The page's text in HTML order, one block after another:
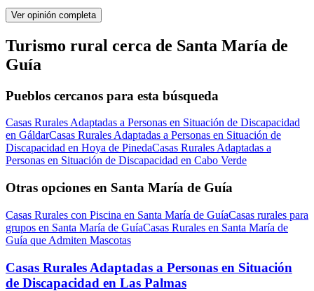
Ver opinión completa
Turismo rural cerca de Santa María de
Guía
Pueblos cercanos para esta búsqueda
Casas Rurales Adaptadas a Personas en Situación de Discapacidad
en GáldarCasas Rurales Adaptadas a Personas en Situación de
Discapacidad en Hoya de PinedaCasas Rurales Adaptadas a
Personas en Situación de Discapacidad en Cabo Verde
Otras opciones en Santa María de Guía
Casas Rurales con Piscina en Santa María de GuíaCasas rurales para
grupos en Santa María de GuíaCasas Rurales en Santa María de
Guía que Admiten Mascotas
Casas Rurales Adaptadas a Personas en Situación
de Discapacidad en Las Palmas